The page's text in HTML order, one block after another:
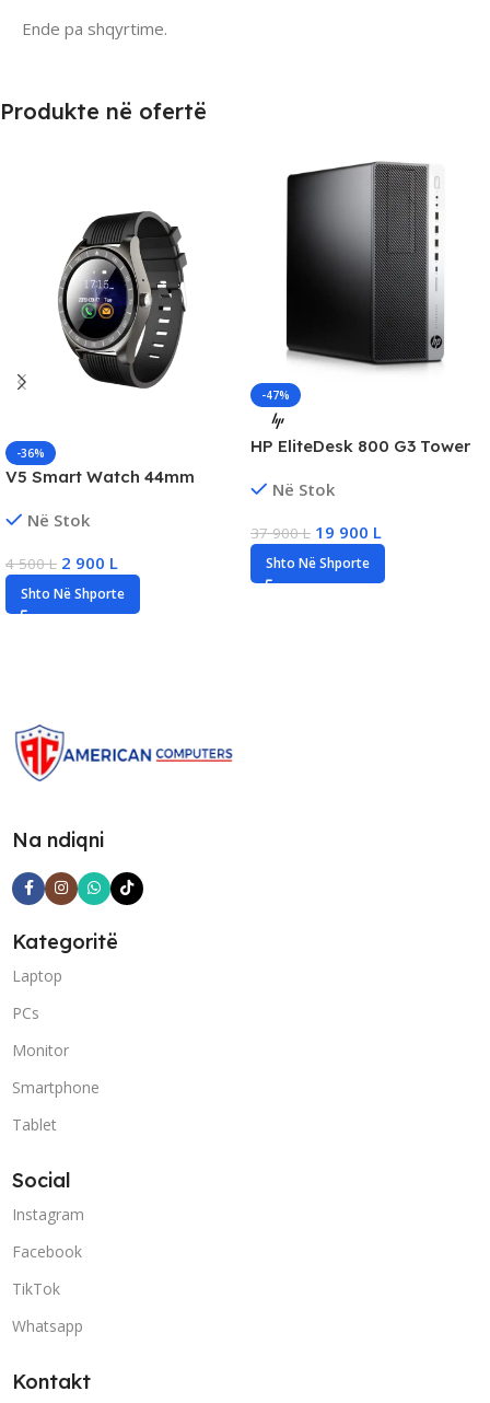
Ende pa shqyrtime.
Produkte në ofertë
-36%
V5 Smart Watch 44mm
Në Stok
4 500L 2 900 L
Shto Në Shporte
-47%
HP EliteDesk 800 G3 Tower
16GB DDR4 RAM, 128GB SSD,
Në Stok
37 900L 19 900 L
Shto Në Shporte
Na ndiqni
Kategoritë
Laptop
PCs
Monitor
Smartphone
Tablet
Social
Instagram
Facebook
TikTok
Whatsapp
Kontakt